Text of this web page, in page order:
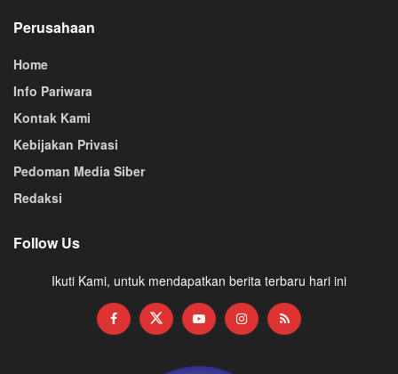
Perusahaan
Home
Info Pariwara
Kontak Kami
Kebijakan Privasi
Pedoman Media Siber
Redaksi
Follow Us
Ikuti Kami, untuk mendapatkan berita terbaru hari ini